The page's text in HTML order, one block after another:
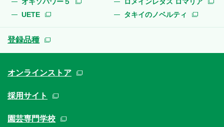
UETE
タキイのノベルティ
登録品種
オンラインストア
採用サイト
園芸専門学校